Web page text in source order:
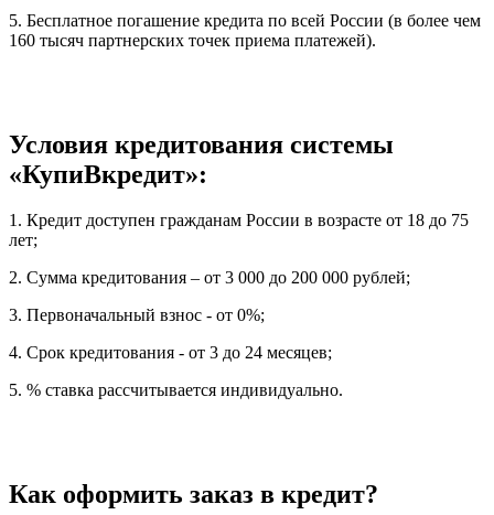
5. Бесплатное погашение кредита по всей России (в более чем
160 тысяч партнерских точек приема платежей).
Условия кредитования системы
«КупиВкредит»:
1. Кредит доступен гражданам России в возрасте от 18 до 75
лет;
2. Сумма кредитования – от 3 000 до 200 000 рублей;
3. Первоначальный взнос - от 0%;
4. Срок кредитования - от 3 до 24 месяцев;
5. % ставка рассчитывается индивидуально.
Как оформить заказ в кредит?